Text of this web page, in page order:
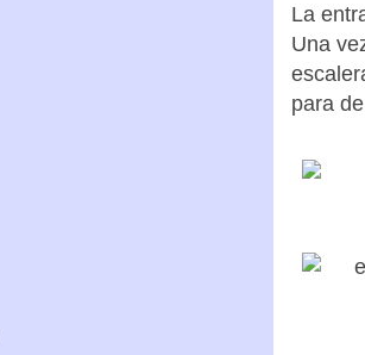
La
Una
para